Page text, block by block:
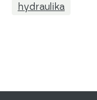
hydraulika